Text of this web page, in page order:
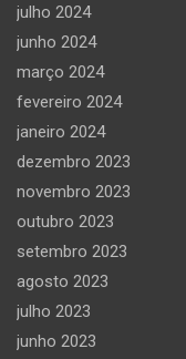
julho 2024
junho 2024
março 2024
fevereiro 2024
janeiro 2024
dezembro 2023
novembro 2023
outubro 2023
setembro 2023
agosto 2023
julho 2023
junho 2023